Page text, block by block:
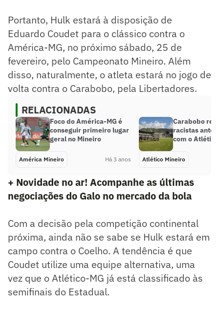
Portanto, Hulk estará à disposição de
Eduardo Coudet para o clássico contra o
América-MG, no próximo sábado, 25 de
fevereiro, pelo Campeonato Mineiro. Além
disso, naturalmente, o atleta estará no jogo de
volta contra o Carabobo, pela Libertadores.
RELACIONADAS
Foco do América-MG é
conseguir primeiro lugar
geral no Mineiro
América Mineiro Há 3 anos
Carabobo
racistas
com o
Atlético Mineiro
+ Novidade no ar! Acompanhe as últimas
negociações do Galo no mercado da bola
Com a decisão pela competição continental
próxima, ainda não se sabe se Hulk estará em
campo contra o Coelho. A tendência é que
Coudet utilize uma equipe alternativa, uma
vez que o Atlético-MG já está classificado às
semifinais do Estadual.